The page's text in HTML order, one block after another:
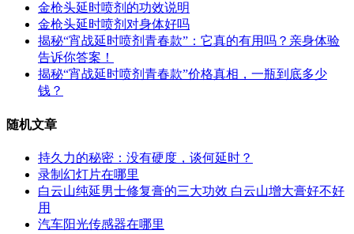
金枪头延时喷剂的功效说明
金枪头延时喷剂对身体好吗
揭秘“宵战延时喷剂青春款”：它真的有用吗？亲身体验
告诉你答案！
揭秘“宵战延时喷剂青春款”价格真相，一瓶到底多少
钱？
随机文章
持久力的秘密：没有硬度，谈何延时？
录制幻灯片在哪里
白云山纯延男士修复膏的三大功效 白云山增大膏好不好
用
汽车阳光传感器在哪里